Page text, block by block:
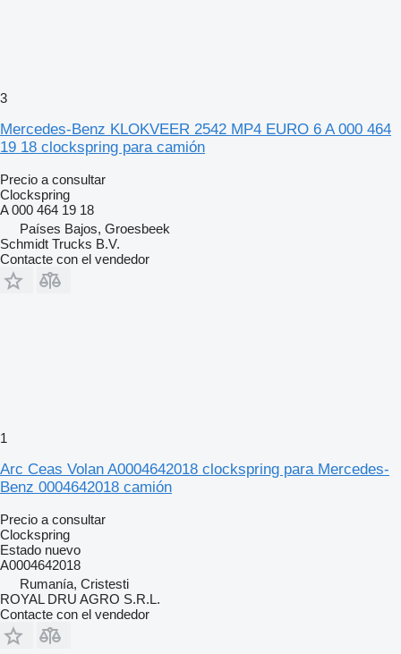
3
Mercedes-Benz KLOKVEER 2542 MP4 EURO 6 A 000 464
19 18 clockspring para camión
Precio a consultar
Clockspring
A 000 464 19 18
Países Bajos, Groesbeek
Schmidt Trucks B.V.
Contacte con el vendedor
1
Arc Ceas Volan A0004642018 clockspring para Mercedes-
Benz 0004642018 camión
Precio a consultar
Clockspring
Estado nuevo
A0004642018
Rumanía, Cristesti
ROYAL DRU AGRO S.R.L.
Contacte con el vendedor